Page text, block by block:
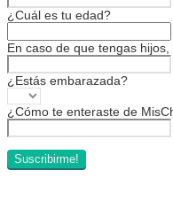
¿Cuál es tu edad?
En caso de que tengas
¿Estás embarazada?
¿Cómo te enteraste de